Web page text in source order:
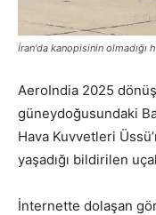
İran'da kanopisinin olmadığı
AeroIndia 2025
güneydoğusundaki
Hava Kuvvetleri
yaşadığı bildirilen
İnternette dolaşan